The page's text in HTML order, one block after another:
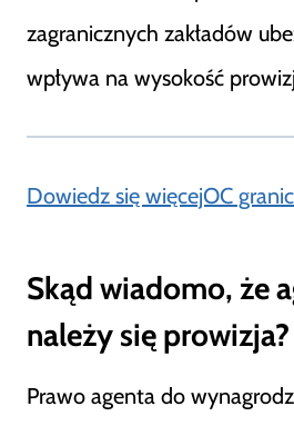
zagranicznych zakładów
wpływa na wysokość
Dowiedz się więcejOC
Skąd wiadomo, że
należy się prowizja?
Prawo agenta do